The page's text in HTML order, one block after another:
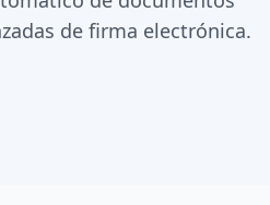
de firma electrónica.